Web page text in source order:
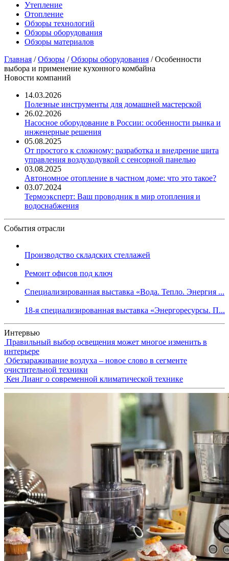
Утепление
Отопление
Обзоры технологий
Обзоры оборудования
Обзоры материалов
Главная /Обзоры /Обзоры оборудования /Особенности
выбора и применение кухонного комбайна
Новости компаний
14.03.2026
Полезные инструменты для домашней мастерской
26.02.2026
Насосное оборудование в России: особенности рынка и
инженерные решения
05.08.2025
От простого к сложному: разработка и внедрение щита
управления воздуходувкой с сенсорной панелью
03.08.2025
Автономное отопление в частном доме: что это такое?
03.07.2024
Термоэксперт: Ваш проводник в мир отопления и
водоснабжения
События отрасли
Производство складских стеллажей
Ремонт офисов под ключ
Специализированная выставка «Вода. Тепло. Энергия ...
18-я специализированная выставка «Энергоресурсы. П...
Интервью
Правильный выбор освещения может многое изменить в
интерьере
Обеззараживание воздуха – новое слово в сегменте
очистительной техники
Кен Лианг о современной климатической технике